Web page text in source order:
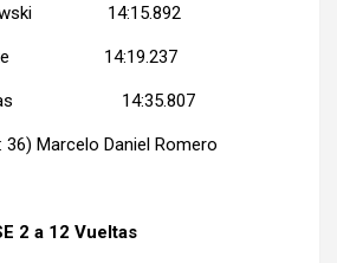
14:15.892
14:19.237
Rojas 14:35.807
Marcelo Daniel Romero
2 a 12 Vueltas